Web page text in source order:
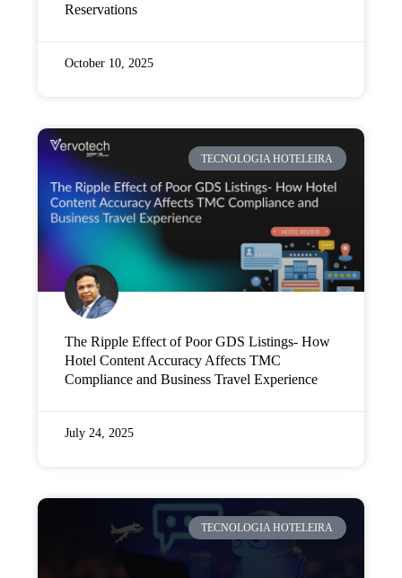
Reservations
October 10, 2025
TECNOLOGIA HOTELEIRA
The Ripple Effect of Poor GDS Listings- How
Hotel Content Accuracy Affects TMC
Compliance and Business Travel Experience
July 24, 2025
TECNOLOGIA HOTELEIRA